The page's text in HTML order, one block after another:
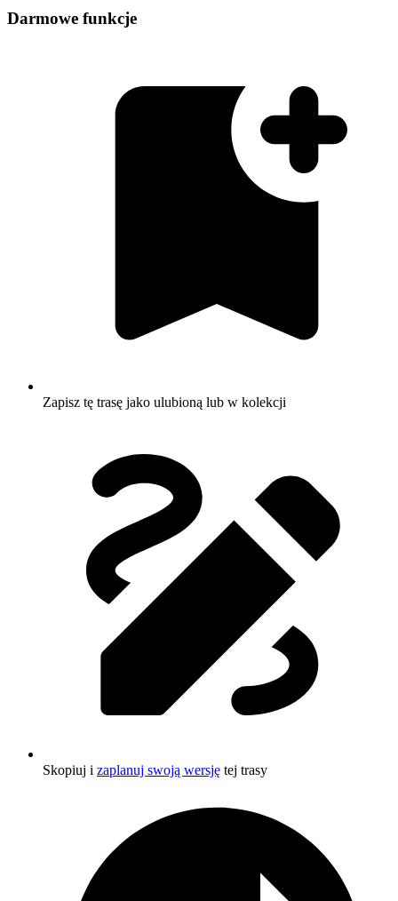
Darmowe funkcje
Zapisz tę trasę jako ulubioną lub w kolekcji
Skopiuj i zaplanuj swoją wersję tej trasy